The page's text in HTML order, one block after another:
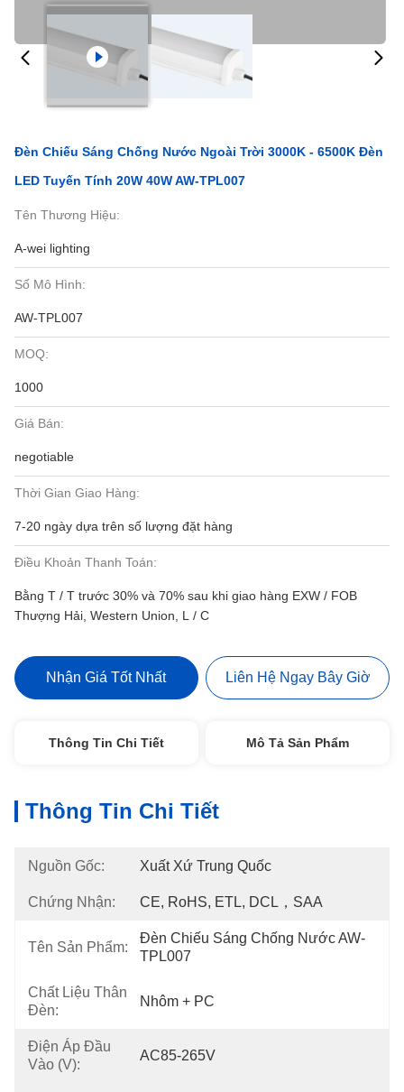
Đèn Chiếu Sáng Chống Nước Ngoài Trời 3000K - 6500K Đèn
LED Tuyến Tính 20W 40W AW-TPL007
Tên Thương Hiệu:
A-wei lighting
Số Mô Hình:
AW-TPL007
MOQ:
1000
Giá Bán:
negotiable
Thời Gian Giao Hàng:
7-20 ngày dựa trên số lượng đặt hàng
Điều Khoản Thanh Toán:
Bằng T / T trước 30% và 70% sau khi giao hàng EXW / FOB
Thượng Hải, Western Union, L / C
Nhận Giá Tốt Nhất Liên Hệ Ngay Bây Giờ
Thông Tin Chi Tiết Mô Tả Sản Phẩm
Thông Tin Chi Tiết
Nguồn Gốc: Xuất Xứ Trung Quốc
Chứng Nhận: CE, RoHS, ETL, DCL，SAA
Tên Sản Phẩm:
Đèn Chiếu Sáng Chống Nước AW-
TPL007
Chất Liệu Thân
Đèn:
Nhôm + PC
Điện Áp Đầu
Vào (V):
AC85-265V